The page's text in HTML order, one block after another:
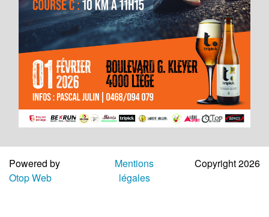
Powered by
Otop Web
Mentions
légales
Copyright 2026